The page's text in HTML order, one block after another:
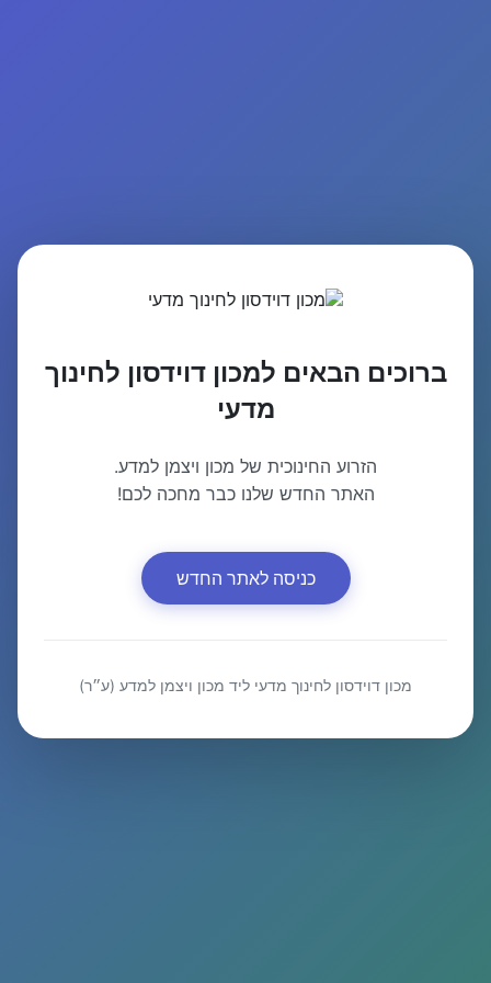
ברוכים הבאים למכון דוידסון לחינוך
מדעי
הזרוע החינוכית של מכון ויצמן למדע.
האתר החדש שלנו כבר מחכה לכם!
כניסה לאתר החדש
מכון דוידסון לחינוך מדעי ליד מכון ויצמן למדע (ע״ר)